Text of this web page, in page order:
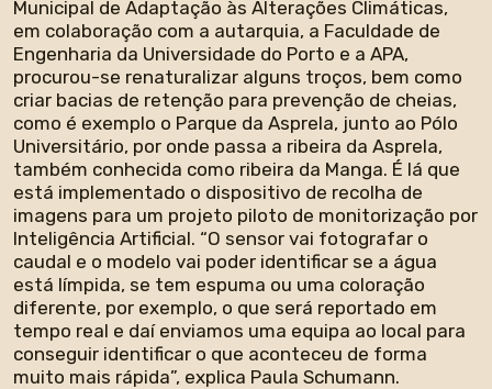
Municipal de Adaptação às Alterações Climáticas,
em colaboração com a autarquia, a Faculdade de
Engenharia da Universidade do Porto e a APA,
procurou-se renaturalizar alguns troços, bem como
criar bacias de retenção para prevenção de cheias,
como é exemplo o Parque da Asprela, junto ao Pólo
Universitário, por onde passa a ribeira da Asprela,
também conhecida como ribeira da Manga. É lá que
está implementado o dispositivo de recolha de
imagens para um projeto piloto de monitorização por
Inteligência Artificial. “O sensor vai fotografar o
caudal e o modelo vai poder identificar se a água
está límpida, se tem espuma ou uma coloração
diferente, por exemplo, o que será reportado em
tempo real e daí enviamos uma equipa ao local para
conseguir identificar o que aconteceu de forma
muito mais rápida”, explica Paula Schumann.